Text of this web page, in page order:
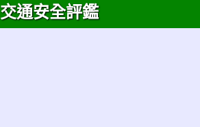
交通安全評鑑